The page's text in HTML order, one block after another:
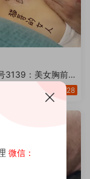
3139：美女胸前花
28
微信：